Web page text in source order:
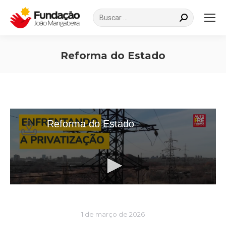
Search:
Reforma do Estado
1 de março de 2026